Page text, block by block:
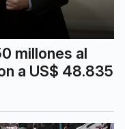
millones al
a US$ 48.835